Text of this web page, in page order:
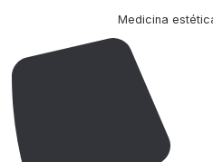
Medicina